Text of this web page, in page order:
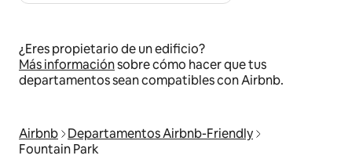
¿Eres propietario de un edificio?
Más informaciónsobre cómo hacer que tus
departamentos sean compatibles con Airbnb.
Airbnb
Departamentos Airbnb-Friendly
Fountain Park